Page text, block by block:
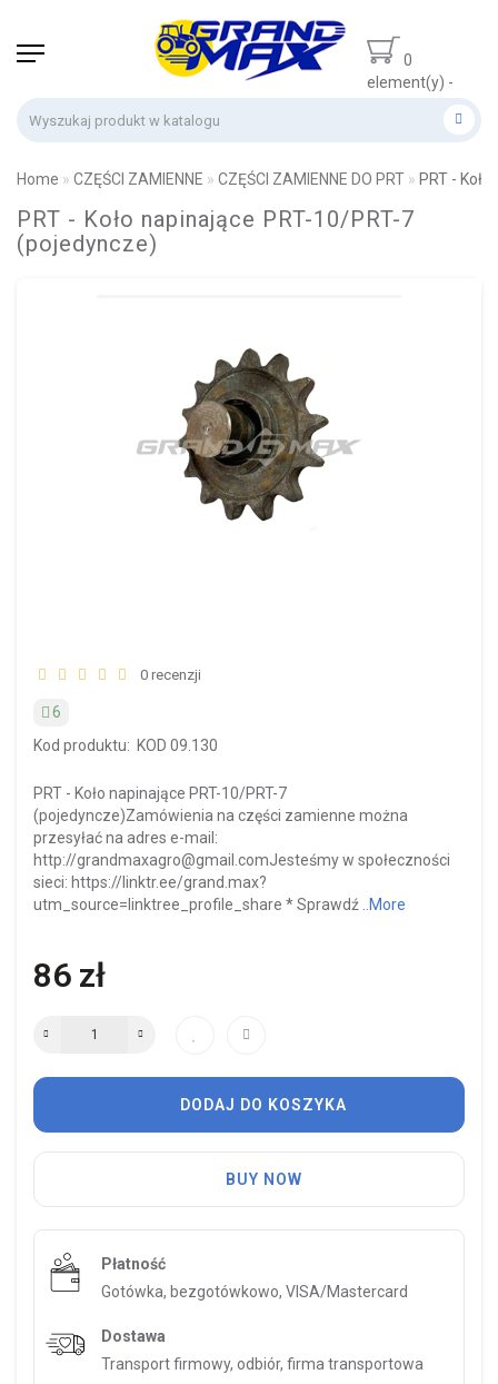
0
element(y) -
Home CZĘŚCI ZAMIENNE CZĘŚCI ZAMIENNE DO PRT PRT -
PRT - Koło napinające PRT-10/PRT-7
(pojedyncze)
0 recenzji
6
Kod produktu: KOD 09.130
PRT - Koło napinające PRT-10/PRT-7
(pojedyncze)Zamówienia na części zamienne można
przesyłać na adres e-mail:
http://grandmaxagro@gmail.comJesteśmy w społeczności
sieci: https://linktr.ee/grand.max?
utm_source=linktree_profile_share * Sprawdź ..
More
86 zł
DODAJ DO KOSZYKA
BUY NOW
Płatność
Gotówka, bezgotówkowo, VISA/Mastercard
Dostawa
Transport firmowy, odbiór, firma transportowa